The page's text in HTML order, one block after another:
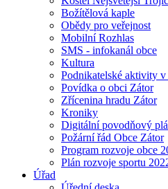
Božítělová kaple
Obědy pro veřejnost
Mobilní Rozhlas
SMS - infokanál obce
Kultura
Podnikatelské aktivity v
Povídka o obci Zátor
Zřícenina hradu Zátor
Kroniky
Digitální povodňový
Požární řád Obce Zátor
Program rozvoje obce
Plán rozvoje sportu
Úřad